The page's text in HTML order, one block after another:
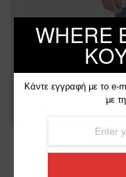
WHERE
Κάντε εγγραφή με το e-
με